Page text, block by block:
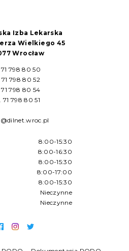
Izba Lekarska
Wielkiego 45
Wrocław
798 80 50
798 80 52
798 80 54
71 798 80 51
8:00-15:30
8:00-16:30
8:00-15:30
8:00-17:00
8:00-15:30
Nieczynne
Nieczynne